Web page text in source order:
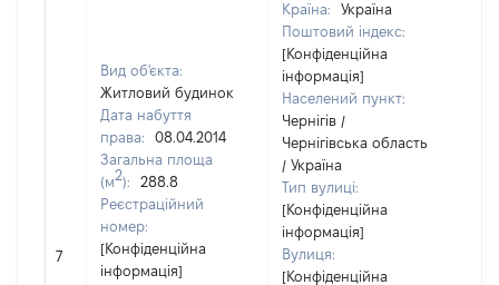
7
Вид об'єкта:
Житловий будинок
Дата набуття
права:
08.04.2014
Загальна площа
(м2):
288.8
Реєстраційний
номер:
[Конфіденційна
інформація]
Країна:
Україна
Поштовий індекс:
[Конфіденційна
інформація]
Населений пункт:
Чернігів /
Чернігівська область
/ Україна
Тип вулиці:
[Конфіденційна
інформація]
Вулиця:
[Конфіденційна